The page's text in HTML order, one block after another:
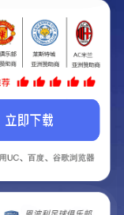
啦...
.
.